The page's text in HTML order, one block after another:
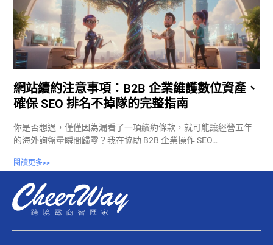
網站續約注意事項：B2B 企業維護數位資產、
確保 SEO 排名不掉隊的完整指南
你是否想過，僅僅因為漏看了一項續約條款，就可能讓經營五年
的海外詢盤量瞬間歸零？我在協助 B2B 企業操作 SEO…
閱讀更多>>